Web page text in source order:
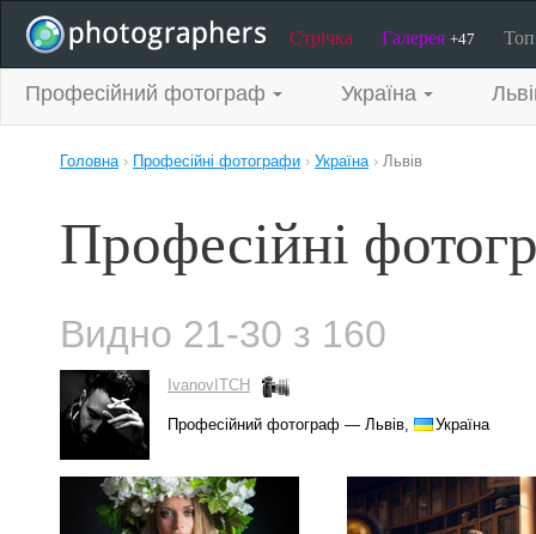
Стрічка Галерея +47
Професійний фотограф Україна
Головна› Професійні фотографи › Україна› Львів
Професійні
Видно 21-30 з 160
IvanovITCH
Професійний фотограф — Львів, Україна